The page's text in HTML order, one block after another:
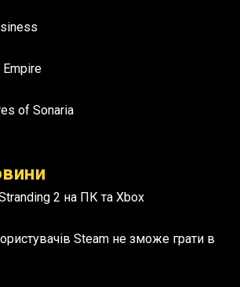
of Sonaria
2 на ПК та Xbox
Steam не зможе грати в